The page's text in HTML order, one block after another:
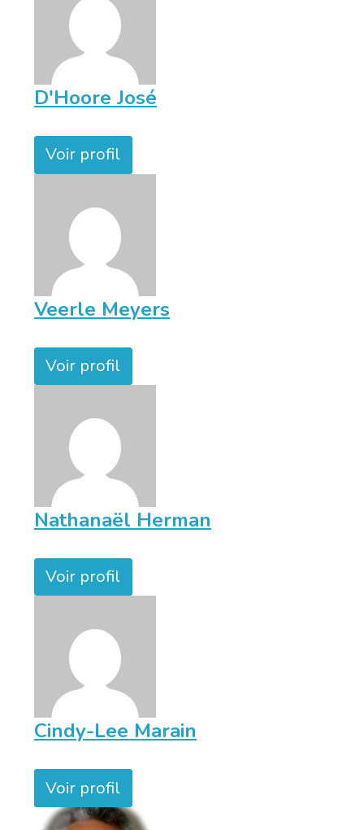
D'Hoore José
Voir profil
Veerle Meyers
Voir profil
Nathanaël Herman
Voir profil
Cindy-Lee Marain
Voir profil